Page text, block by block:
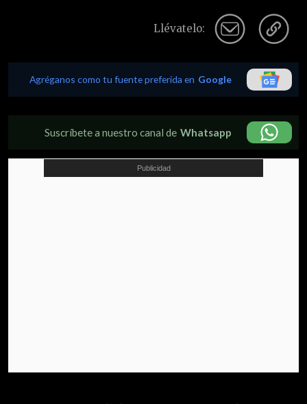
Llévatelo:
Agréganos como tu fuente preferida en Google
Suscríbete a nuestro canal de Whatsapp